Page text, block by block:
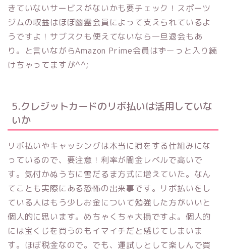
きていないサービスがないかも要チェック！スポーツ
ジムの収益はほぼ幽霊会員によって支えられているよ
うですよ！サブスクも使えてないなら一旦退会もあ
り。と言いながらAmazon Prime会員はずーっと入り続
けちゃってますが^^;
5.クレジットカードのリボ払いは活用していな
いか
リボ払いやキャッシングは本当に損をする仕組みにな
っているので、要注意！利率が闇金レベルで高いで
す。気付かぬうちに雪だるま方式に増えていた。なん
てことも実際にある恐怖の出来事です。リボ払いをし
ている人はもう少しお金について勉強した方がいいと
個人的に思います。めちゃくちゃ大損ですよ。個人的
には宝くじを買うのもイマイチだと感じてしまいま
す。ほぼ税金なので。でも、運試しとして楽しんで買